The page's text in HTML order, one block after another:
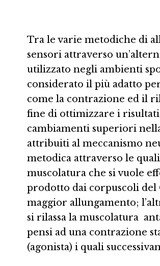
Tra le varie metodiche di
sensori attraverso
utilizzato negli ambienti
considerato il più adatto
come la contrazione ed il
fine di ottimizzare i
cambiamenti superiori
attribuiti al meccanismo
metodica attraverso le
muscolatura che si vuole
prodotto dai corpuscoli del
maggior allungamento;
si rilassa la muscolatura
pensi ad una contrazione
(agonista) i quali